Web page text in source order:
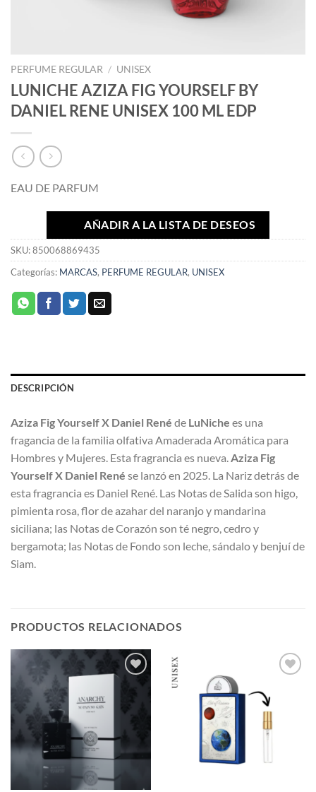
PERFUME REGULAR / UNISEX
LUNICHE AZIZA FIG YOURSELF BY
DANIEL RENE UNISEX 100 ML EDP
EAU DE PARFUM
AÑADIR A LA LISTA DE DESEOS
SKU:850068869435
Categorías: MARCAS, PERFUME REGULAR, UNISEX
DESCRIPCIÓN
Aziza Fig Yourself X Daniel René de LuNiche es una
fragancia de la familia olfativa Amaderada Aromática para
Hombres y Mujeres. Esta fragrancia es nueva.Aziza Fig
Yourself X Daniel René se lanzó en 2025. La Nariz detrás de
esta fragrancia es Daniel René. Las Notas de Salida son higo,
pimienta rosa, flor de azahar del naranjo y mandarina
siciliana; las Notas de Corazón son té negro, cedro y
bergamota; las Notas de Fondo son leche, sándalo y benjuí de
Siam.
PRODUCTOS RELACIONADOS
LISTA
A LA
LISTA
DE
DESEOS